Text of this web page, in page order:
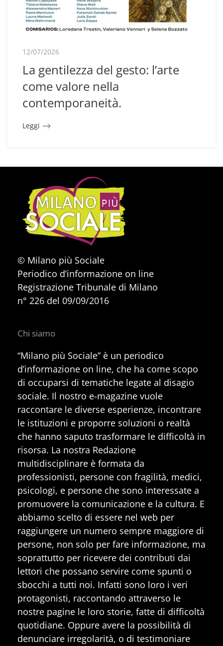
12/07/2026
La gentilezza del gesto: l’arte
come valore nella
contemporaneità.
Leggi
© Milano più Sociale
Periodico d’informazione on line
Registrazione Tribunale di Milano
n° 226 del 09/09/2016
Chi siamo
“Milano più Sociale” è un periodico
d’informazione on line, che ha come scopo
di occuparsi di tematiche legate al disagio
sociale. Il nostro e-magazine vuole
raccontare le diverse esperienze, incontrare
le istituzioni e proporre soluzioni o realtà
che hanno saputo trasformare le difficoltà in
risorsa. La nostra Redazione
multidisciplinare è formata da
professionisti, persone con fragilità, medici,
psicologi, e persone che sono interessate a
promuovere la comunicazione e la cultura. E
abbiamo scelto di essere nel web per
raggiungere un numero sempre maggiore di
persone, non solo per fare informazione, ma
soprattutto per ricevere dei contributi dai
lettori che possano servire come spunti o
sbocchi a tutti noi. Infatti sono loro i veri
protagonisti, raccontando attraverso le
nostre pagine le loro storie, fatte di difficoltà
quotidiane. Oppure avere la possibilità di
denunciare irregolarità, o di testimoniare